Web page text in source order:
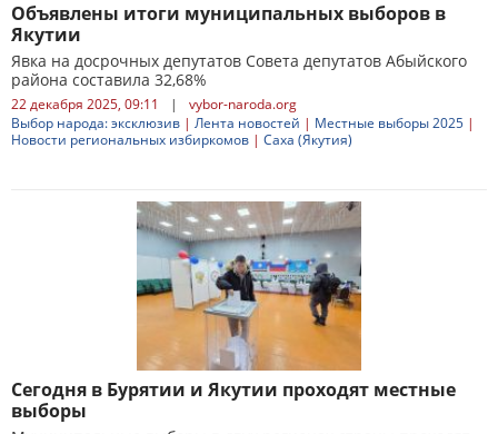
Объявлены итоги муниципальных выборов в
Якутии
Явка на досрочных депутатов Совета депутатов Абыйского
района составила 32,68%
22 декабря 2025, 09:11 |
vybor-naroda.org
Выбор народа: эксклюзив | Лента новостей | Местные выборы 2025 |
Новости региональных избиркомов | Саха (Якутия)
Сегодня в Бурятии и Якутии проходят местные
выборы